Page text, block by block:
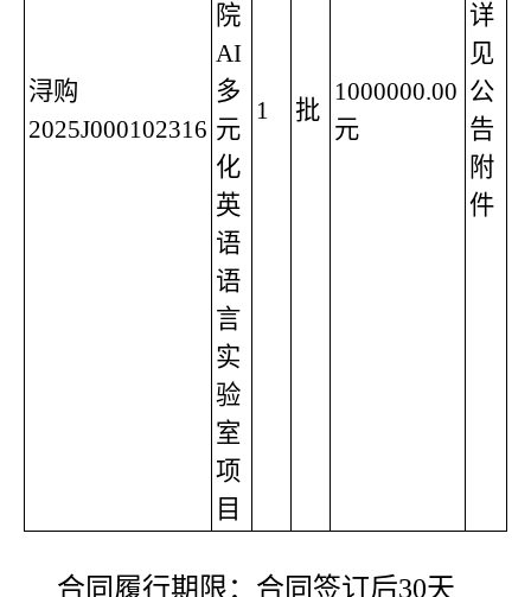
浔购
2025J000102316
院
AI
多
元
化
英
语
语
言
实
验
室
项
目
1 批
1000000.00
元
详
见
公
告
附
件
合同履行期限：合同签订后30天